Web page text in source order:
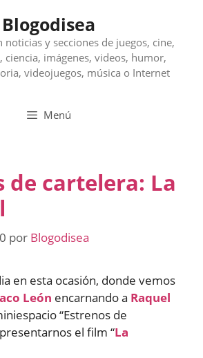
Blogodisea
noticias y secciones de juegos, cine,
ciencia, imágenes, videos, humor,
videojuegos, música o Internet
Menú
de cartelera: La
por Blogodisea
en esta ocasión, donde vemos
León encarnando a Raquel
“Estrenos de
el film “La